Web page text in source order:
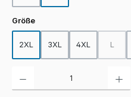
Größeauswählen
2XL 3XL 4XL L